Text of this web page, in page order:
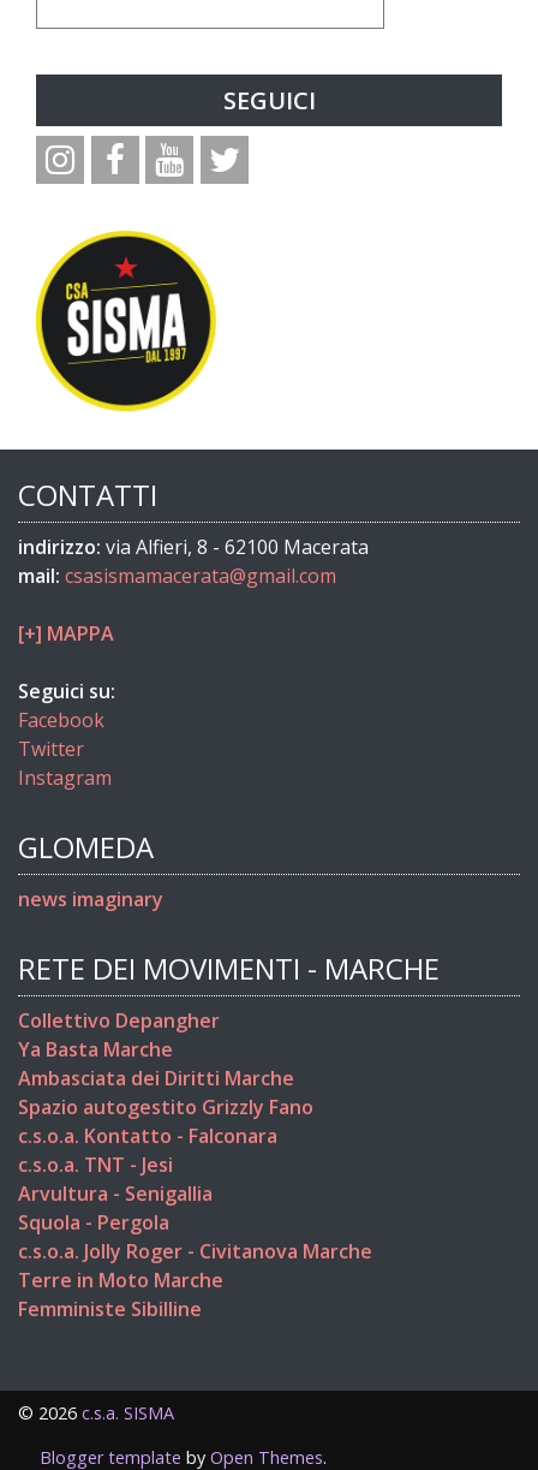
SEGUICI
CONTATTI
indirizzo: via Alfieri, 8 - 62100 Macerata
mail: csasismamacerata@gmail.com
[+] MAPPA
Seguici su:
Facebook
Twitter
Instagram
GLOMEDA
news imaginary
RETE DEI MOVIMENTI - MARCHE
Collettivo Depangher
Ya Basta Marche
Ambasciata dei Diritti Marche
Spazio autogestito Grizzly Fano
c.s.o.a. Kontatto - Falconara
c.s.o.a. TNT - Jesi
Arvultura - Senigallia
Squola - Pergola
c.s.o.a. Jolly Roger - Civitanova Marche
Terre in Moto Marche
Femministe Sibilline
© 2026 c.s.a. SISMA
Blogger template by Open Themes.